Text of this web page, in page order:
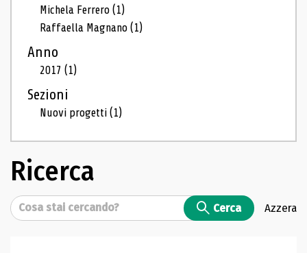
Michela Ferrero(1)
Raffaella Magnano(1)
Anno
2017(1)
Sezioni
Nuovi progetti(1)
Ricerca
Cerca Cerca Azzera